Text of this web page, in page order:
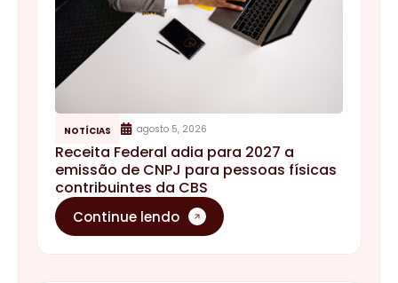
NOTÍCIAS agosto 5, 2026
Receita Federal adia para 2027 a
emissão de CNPJ para pessoas físicas
contribuintes da CBS
Continue lendo